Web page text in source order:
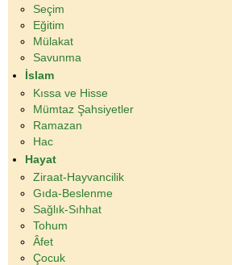
Seçim
Eğitim
Mülakat
Savunma
İslam
Kıssa ve Hisse
Mümtaz Şahsiyetler
Ramazan
Hac
Hayat
Ziraat-Hayvancilik
Gıda-Beslenme
Sağlık-Sıhhat
Tohum
Âfet
Çocuk